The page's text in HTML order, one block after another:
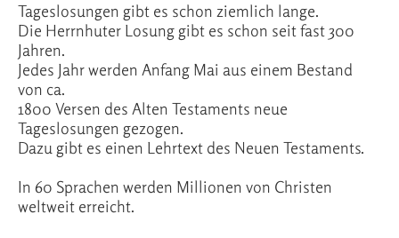
Tageslosungen gibt es schon ziemlich lange.
Die Herrnhuter Losung gibt es schon seit fast 300
Jahren.
Jedes Jahr werden Anfang Mai aus einem Bestand
von ca.
1800 Versen des Alten Testaments neue
Tageslosungen gezogen.
Dazu gibt es einen Lehrtext des Neuen Testaments.
In 60 Sprachen werden Millionen von Christen
weltweit erreicht.